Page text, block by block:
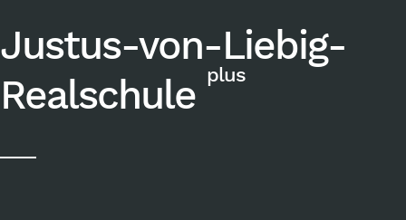
Justus-von-Liebig-
Realschule plus